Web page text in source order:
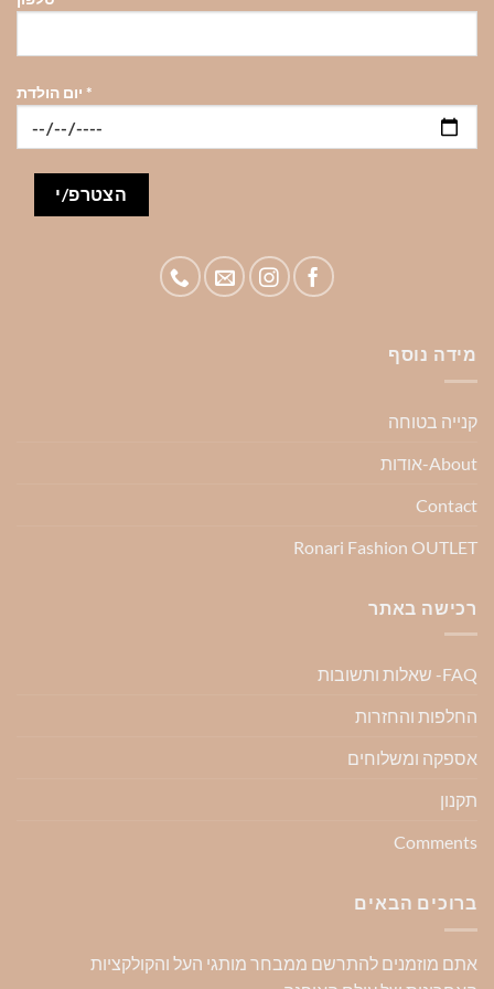
*
מידה נוסף
קנייה בטוחה
About-אודות
Contact
Ronari Fashion OUTLET
רכישה באתר
FAQ- שאלות ותשובות
החלפות והחזרות
אספקה ומשלוחים
תקנון
Comments
ברוכים הבאים
אתם מוזמנים להתרשם ממבחר מותגי העל והקולקציות